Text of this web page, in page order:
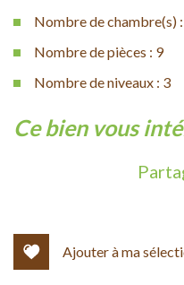
Nombre de chambre(s)
Nombre de pièces : 9
Nombre de niveaux : 3
la ville de
ce bien vous
Ajouter à ma